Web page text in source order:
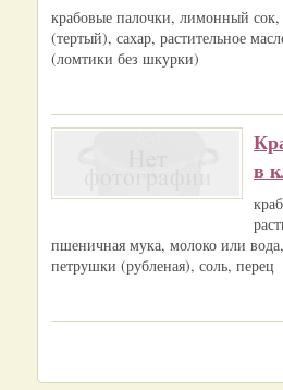
крабовые палочки, лимонный
(тертый), сахар, растительное
(ломтики без шкурки)
в
пшеничная мука, молоко или
петрушки (рубленая), соль, перец